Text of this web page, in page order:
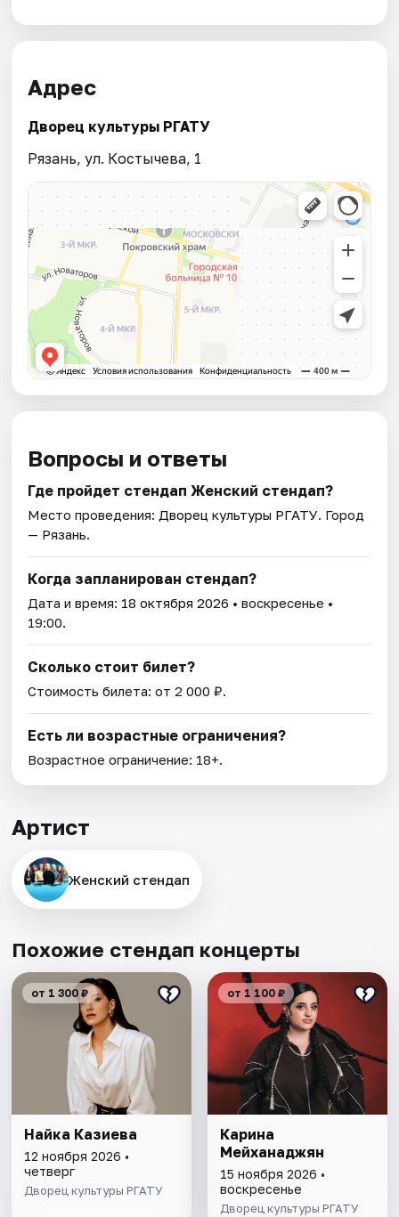
Адрес
Дворец культуры РГАТУ
Рязань, ул. Костычева, 1
Вопросы и ответы
Где пройдет стендап Женский стендап?
Место проведения: Дворец культуры РГАТУ. Город
— Рязань.
Когда запланирован стендап?
Дата и время: 18 октября 2026 • воскресенье •
19:00.
Сколько стоит билет?
Стоимость билета: от 2 000 ₽.
Есть ли возрастные ограничения?
Возрастное ограничение: 18+.
Артист
Женский стендап
Похожие стендап концерты
от 1 300 ₽
Найка Казиева
12 ноября 2026 •
четверг
Дворец культуры РГАТУ
от 1 100 ₽
Карина
Мейханаджян
15 ноября 2026 •
воскресенье
Дворец культуры РГАТУ